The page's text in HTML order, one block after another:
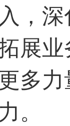
，
展
多
。